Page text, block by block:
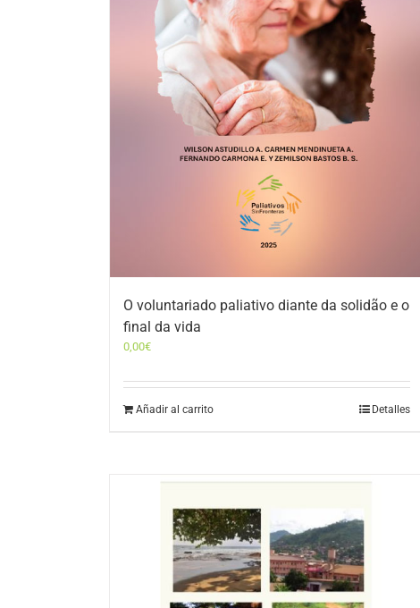
O voluntariado paliativo diante da solidão e o
final da vida
0,00€
Añadir al carrito Detalles